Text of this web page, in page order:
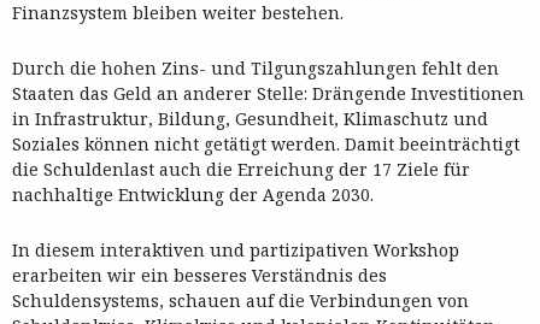
Finanzsystem bleiben weiter bestehen.
Durch die hohen Zins- und Tilgungszahlungen fehlt den
Staaten das Geld an anderer Stelle: Drängende Investitionen
in Infrastruktur, Bildung, Gesundheit, Klimaschutz und
Soziales können nicht getätigt werden. Damit beeinträchtigt
die Schuldenlast auch die Erreichung der 17 Ziele für
nachhaltige Entwicklung der Agenda 2030.
In diesem interaktiven und partizipativen Workshop
erarbeiten wir ein besseres Verständnis des
Schuldensystems, schauen auf die Verbindungen von